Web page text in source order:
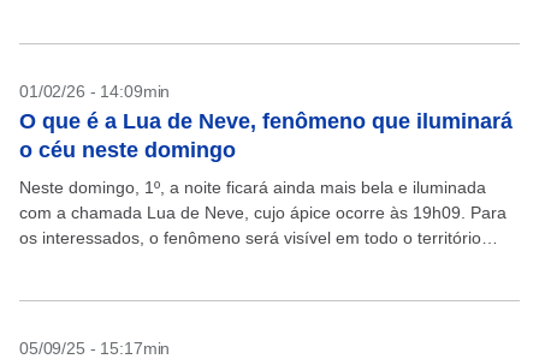
01/02/26 - 14:09min
O que é a Lua de Neve, fenômeno que iluminará
o céu neste domingo
Neste domingo, 1º, a noite ficará ainda mais bela e iluminada
com a chamada Lua de Neve, cujo ápice ocorre às 19h09. Para
os interessados, o fenômeno será visível em todo o território
05/09/25 - 15:17min